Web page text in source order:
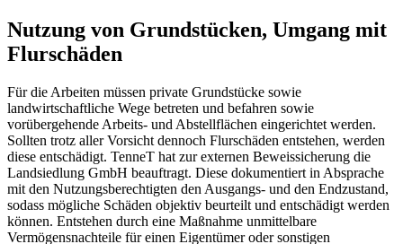
Nutzung von Grundstücken, Umgang mit
Flurschäden
Für die Arbeiten müssen private Grundstücke sowie
landwirtschaftliche Wege betreten und befahren sowie
vorübergehende Arbeits- und Abstellflächen eingerichtet werden.
Sollten trotz aller Vorsicht dennoch Flurschäden entstehen, werden
diese entschädigt. TenneT hat zur externen Beweissicherung die
Landsiedlung GmbH beauftragt. Diese dokumentiert in Absprache
mit den Nutzungsberechtigten den Ausgangs- und den Endzustand,
sodass mögliche Schäden objektiv beurteilt und entschädigt werden
können. Entstehen durch eine Maßnahme unmittelbare
Vermögensnachteile für einen Eigentümer oder sonstigen